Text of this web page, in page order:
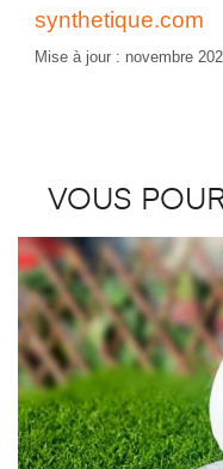
synthetique.com
Mise à jour : novembre
VOUS